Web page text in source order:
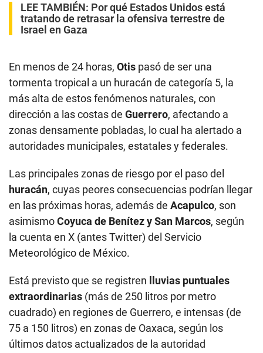
LEE TAMBIÉN: Por qué Estados Unidos está
tratando de retrasar la ofensiva terrestre de
Israel en Gaza
En menos de 24 horas, Otis pasó de ser una
tormenta tropical a un huracán de categoría 5, la
más alta de estos fenómenos naturales, con
dirección a las costas de Guerrero, afectando a
zonas densamente pobladas, lo cual ha alertado a
autoridades municipales, estatales y federales.
Las principales zonas de riesgo por el paso del
huracán, cuyas peores consecuencias podrían llegar
en las próximas horas, además de Acapulco, son
asimismoCoyuca de Benítez y San Marcos, según
la cuenta en X (antes Twitter) del Servicio
Meteorológico de México.
Está previsto que se registren
lluvias puntuales
extraordinarias (más de 250 litros por metro
cuadrado) en regiones de Guerrero, e intensas (de
75 a 150 litros) en zonas de Oaxaca, según los
últimos datos actualizados de la autoridad